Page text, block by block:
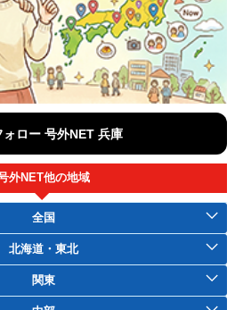
ォロー 号外NET 兵庫
外NET他の地域
全国
北海道・東北
関東